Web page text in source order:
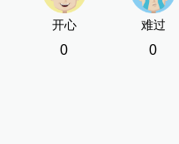
开心
0
难过
0